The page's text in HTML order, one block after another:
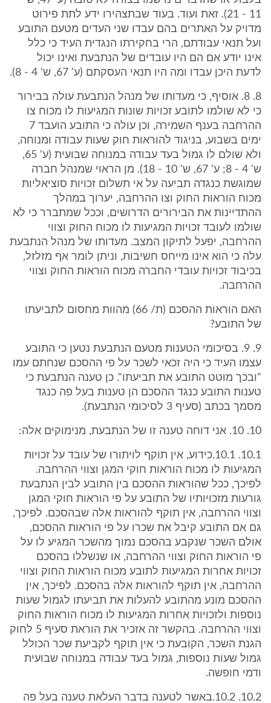
11 - 21). זאת ועוד. בעוד שבתצהירו ידע לתת פירוט
מדויק על האתרים בהם עבדו שני העדים מטעם התובע
ועל תנאי עבודתם, הרי בחקירתו הנגדית העיד כי כלל
אינו יודע אם הם היו עובדים של הנתבעת ואינו יכול
לדעת היכן עבדו ומה היו תנאי העסקתם (ע' 67, ש' 4 - 8).
8. 8. אוסיף, כי מעדותו של מנהל הנתבעת עולה בבירור
כי לא שולמו לתובע זכויות שונות המגיעות לו מכוח צו
ההרחבה בענף השמירה, וכן עולה כי התובע הועבד 7
ימים בשבוע, בניגוד להוראות חוק שעות עבודה ומנוחה,
ולא שולם לו גמול בעד עבודה במנוחה שבועית (ע' 65,
ש' 4 - 8; ע' 67, ש' 10 - 18). מן הראוי שמנהל חברה
שמוגשת כנגדה תביעה על אי תשלום זכויות סוציאליות
מכוח הוראות החוק וצו ההרחבה, יערוך במהלך
ההתדיינות את הבירורים הדרושים, וככל שמתברר כי לא
שולמו לעובד זכויות המגיעות לו מכוח החוק וצווי
ההרחבה, יפעל לתיקון המצב. מעדותו של מנהל הנתבעת
עלה כי הוא אינו מייחס חשיבות, וניתן לומר אף מזלזל,
בכיבוד זכויות עובדי החברה מכוח הוראות החוק וצווי
ההרחבה.
האם הוראות ההסכם (ת/ 66) מהוות מחסום לתביעתו
של התובע?
9. 9. בסיכומי הטענות מטעם הנתבעת נטען כי התובע
עצמו העיד כי היה זכאי לשכר על פי ההסכם שנחתם עמו
"ובכך מוטט התובע את תביעתו". כן טענה הנתבעת כי
טענות התובע כנגד ההסכם הן טענות בעל פה כנגד
מסמך בכתב (סעיף 3 לסיכומי הנתבעת).
10. 10. אני דוחה טענה זו של הנתבעת, מנימוקים אלה:
10.1. 10.1.כידוע, אין תוקף לויתורו של עובד על זכויות
המגיעות לו מכוח הוראות חוקי המגן וצווי ההרחבה.
לפיכך, ככל שהוראות ההסכם בין התובע לבין הנתבעת
גורעות מזכויותיו של התובע על פי הוראות חוקי המגן
וצווי ההרחבה, אין תוקף להוראות אלה שבהסכם. לפיכך,
גם אם התובע קיבל את שכרו על פי הוראות ההסכם,
אולם השכר שנקבע בהסכם נמוך מהשכר המגיע לו על
פי הוראות החוק וצווי ההרחבה, או שנשללו בהסכם
זכויות אחרות המגיעות לתובע מכוח הוראות החוק וצווי
ההרחבה, אין תוקף להוראות אלה בהסכם. לפיכך, אין
ההסכם מונע מהתובע להעלות את תביעתו לגמול שעות
נוספות ולזכויות אחרות המגיעות לו מכוח הוראות החוק
וצווי ההרחבה. בהקשר זה אזכיר את הוראת סעיף 5 לחוק
הגנת השכר, הקובעת כי אין תוקף לקביעת שכר הכולל
גמול שעות נוספות, גמול בעד עבודה במנוחה שבועית
ודמי חופשה.
10.2. 10.2.באשר לטענה בדבר העלאת טענה בעל פה